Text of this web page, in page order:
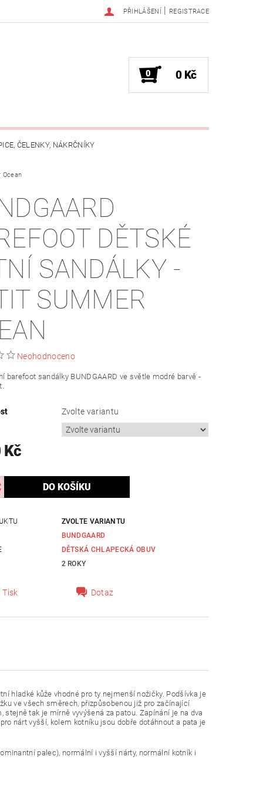
PŘIHLÁŠENÍ | REGISTRACE
0 0 Kč
ČELENKY, NÁKRČNÍKY
JAK VYBRAT SPRÁVNOU VELIKOST?
Ocean
DĚTSKÉ
SANDÁLKY -
SUMMER
Neohodnoceno
barefoot sandálky BUNDGAARD ve světle modré barvě -
Zvolte variantu
Kč
ZVOLTE VARIANTU
BUNDGAARD
DĚTSKÁ CHLAPECKÁ OBUV
2 ROKY
Tisk Dotaz
hladké kůže vhodné pro ty nejmenší nožičky. Podšívka je
ve všech směrech, přizpůsobenou již pro začínající
tak je mírně vyvýšená za patou. Zapínání je na dva
nárt vyšší, kolem kotníku jsou dobře dotáhnout a pata je
palec), normální i vyšší nárty, normální kotník i